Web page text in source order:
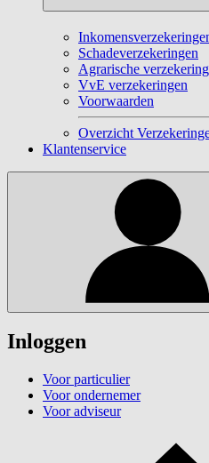
Schadeverzekeringen
Agrarische
VvE verzekeringen
Voorwaarden
Overzicht
Klantenservice
Inloggen
Voor particulier
Voor ondernemer
Voor adviseur